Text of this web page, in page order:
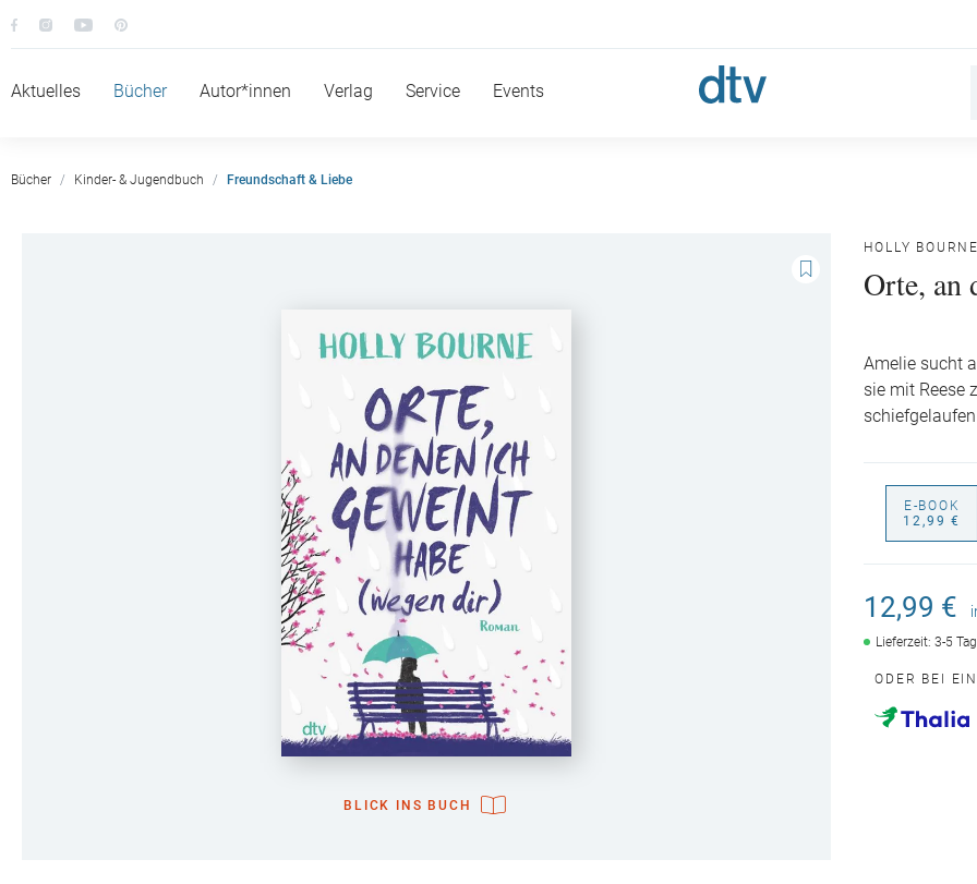
Aktuelles Bücher Autor*innen Verlag Service Events
Bücher Kinder- & Jugendbuch Freundschaft & Liebe
BLICK INS BUCH
HOLLY BOURNE
Orte, an
Amelie sucht
sie mit Reese
E-BOOK
12,99 €
12,99 €
Lieferzeit: 3-5
ODER BEI